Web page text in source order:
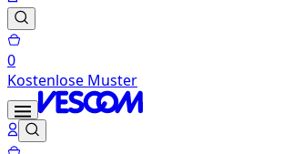
0
Kostenlose Muster